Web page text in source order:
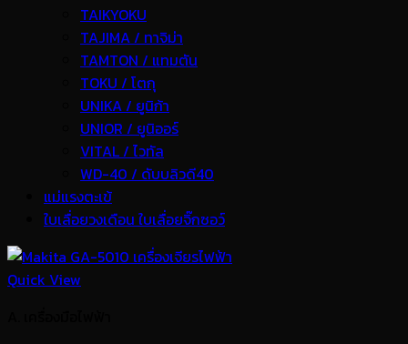
TAIKYOKU
TAJIMA / ทาจิม่า
TAMTON / แทมตัน
TOKU / โตกุ
UNIKA / ยูนิก้า
UNIOR / ยูนิออร์
VITAL / ไวทัล
WD-40 / ดับบลิวดี40
แม่แรงตะเข้
ใบเลื่อยวงเดือน ใบเลื่อยจิ๊กซอว์
Quick View